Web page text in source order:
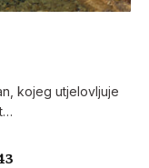
kojeg utjelovljuje